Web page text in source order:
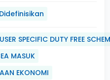
SPECIFIC DUTY FREE
MASUK
EKONOMI